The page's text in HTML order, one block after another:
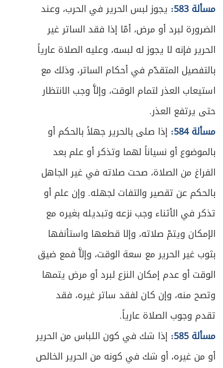
مسألة 583:
يجوز لبس الحرير في الحرب، وعند
الضرورة لبرد أو مرض، أمّا إذا فقد الساتر غير
الحرير فإنه لا يجوز له لبسه، وعليه الصلاة عارياً
بالتفصيل المتقدّم في أحكام الساتر، وذلك مع
استيعاب العذر لتمام الوقت، وإلاَّ وجب الانتظار
حتى يرتفع العذر.
مسألة 584:
إذا صلى بالحرير جهلاً بالحكم أو
بالموضوع أو نسياناً لهما وتذكر أو علم بعد
الفراغ من الصلاة، صحت صلاته في غير الجاهل
بالحكم عن تقصير والتفات لجهله. وإن علم أو
تذكر في الأثناء وجب نزعه وتبديله بغيره مع
الإمكان ويتمّ صلاته، وإلا قطعها واستأنفها
بثوب غير الحرير مع سعة الوقت، وإلاَّ فمع ضيق
الوقت أو عدم إمكان النزع لبرد أو مرض يتمها
وتصح منه، وإن كان لفقد ساتر غيره، فقد
تقدم وجوب الصلاة عارياً.
مسألة 585:
إذا شك في كون اللباس من الحرير
أو من غيره، أو شك في كونه من الحرير الخالص